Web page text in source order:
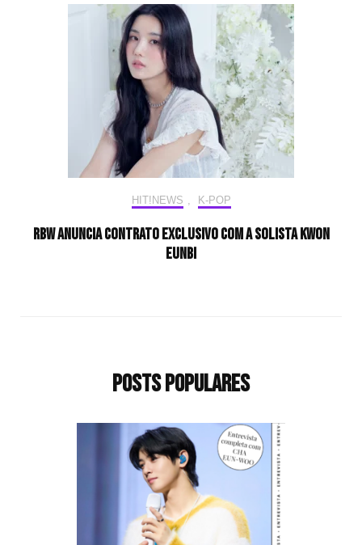
HIT!NEWS , K-POP
RBW anuncia contrato exclusivo com a solista KWON
EUNBI
Posts populares